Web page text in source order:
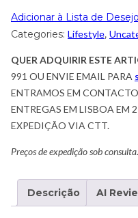
Adicionar à Lista de
Categories: Lifestyle,
QUER ADQUIRIR ESTE
991 OU ENVIE EMAIL PARA
ENTRAMOS EM
ENTREGAS EM LISBOA EM
EXPEDIÇÃO VIA CTT.
Preços de expedição sob consulta.
Descrição AI